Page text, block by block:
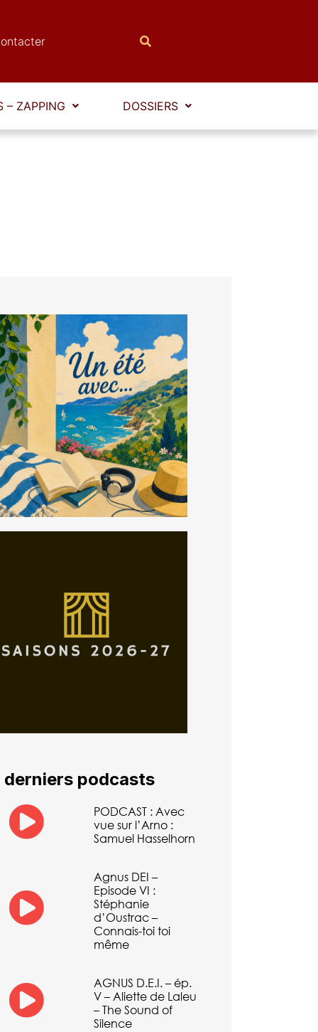
– ZAPPING DOSSIERS
derniers podcasts
PODCAST : Avec
vue sur l’Arno :
Samuel Hasselhorn
Agnus DEI –
Episode VI :
Stéphanie
d’Oustrac –
Connais-toi toi
même
AGNUS D.E.I. – ép.
V – Aliette de Laleu
– The Sound of
Silence